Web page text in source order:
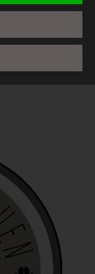
die
(DS-GVO)
soll sowohl für
die
natürliche
beziehen. Als
angesehen, die
Zuordnung zu